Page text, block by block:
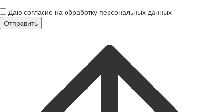
Даю согласие на обработку персональных данных *